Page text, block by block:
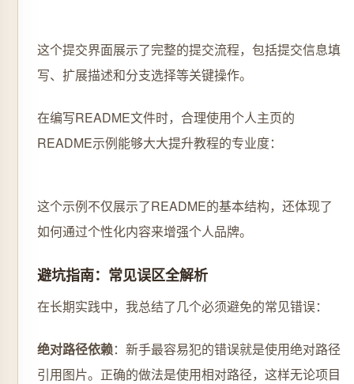
这个提交界面展示了完整的提交流程，包括提交信息填
写、扩展描述和分支选择等关键操作。
在编写README文件时，合理使用个人主页的
README示例能够大大提升教程的专业度：
这个示例不仅展示了README的基本结构，还体现了
如何通过个性化内容来增强个人品牌。
避坑指南：常见误区全解析
在长期实践中，我总结了几个必须避免的常见错误：
绝对路径依赖：新手最容易犯的错误就是使用绝对路径
引用图片。正确的做法是使用相对路径，这样无论项目